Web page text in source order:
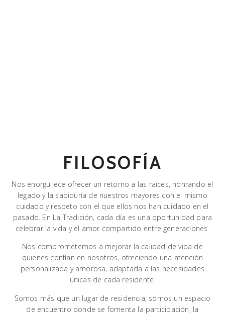
FILOSOFÍA
Nos enorgullece ofrecer un retorno a las raíces, honrando el
legado y la sabiduría de nuestros mayores con el mismo
cuidado y respeto con el que ellos nos han cuidado en el
pasado. En La Tradición, cada día es una oportunidad para
celebrar la vida y el amor compartido entre generaciones.
Nos comprometemos a mejorar la calidad de vida de
quienes confían en nosotros, ofreciendo una atención
personalizada y amorosa, adaptada a las necesidades
únicas de cada residente.
Somos más que un lugar de residencia, somos un espacio
de encuentro donde se fomenta la participación, la